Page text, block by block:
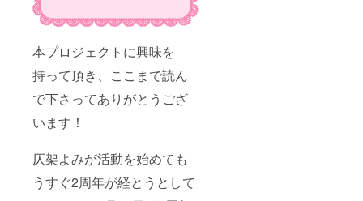
本プロジェクトに興味を
持って頂き、ここまで読ん
で下さってありがとうござ
います！
仄架よみが活動を始めても
うすぐ2周年が経とうとして